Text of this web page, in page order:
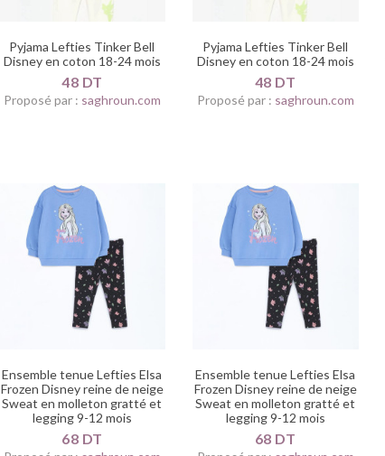
Pyjama Lefties Tinker Bell
Disney en coton 18-24 mois
48 DT
Proposé par : saghroun.com
Pyjama Lefties Tinker Bell
Disney en coton 18-24 mois
48 DT
Proposé par : saghroun.com
Ensemble tenue Lefties Elsa
Frozen Disney reine de neige
Sweat en molleton gratté et
legging 9-12 mois
68 DT
Ensemble tenue Lefties Elsa
Frozen Disney reine de neige
Sweat en molleton gratté et
legging 9-12 mois
68 DT